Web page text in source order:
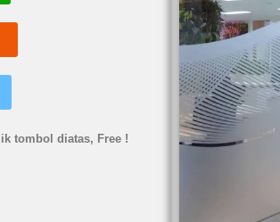
tombol diatas, Free !